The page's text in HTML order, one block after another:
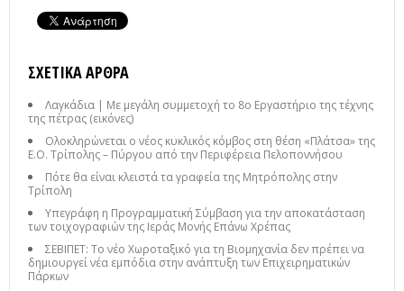
ΣΧΕΤΙΚΆ ΆΡΘΡΑ
Λαγκάδια | Με μεγάλη συμμετοχή το 8ο Εργαστήριο της τέχνης
της πέτρας (εικόνες)
Ολοκληρώνεται ο νέος κυκλικός κόμβος στη θέση «Πλάτσα» της
Ε.Ο. Τρίπολης – Πύργου από την Περιφέρεια Πελοποννήσου
Πότε θα είναι κλειστά τα γραφεία της Μητρόπολης στην
Τρίπολη
Υπεγράφη η Προγραμματική Σύμβαση για την αποκατάσταση
των τοιχογραφιών της Ιεράς Μονής Επάνω Χρέπας
ΣΕΒΙΠΕΤ: Το νέο Χωροταξικό για τη Βιομηχανία δεν πρέπει να
δημιουργεί νέα εμπόδια στην ανάπτυξη των Επιχειρηματικών
Πάρκων